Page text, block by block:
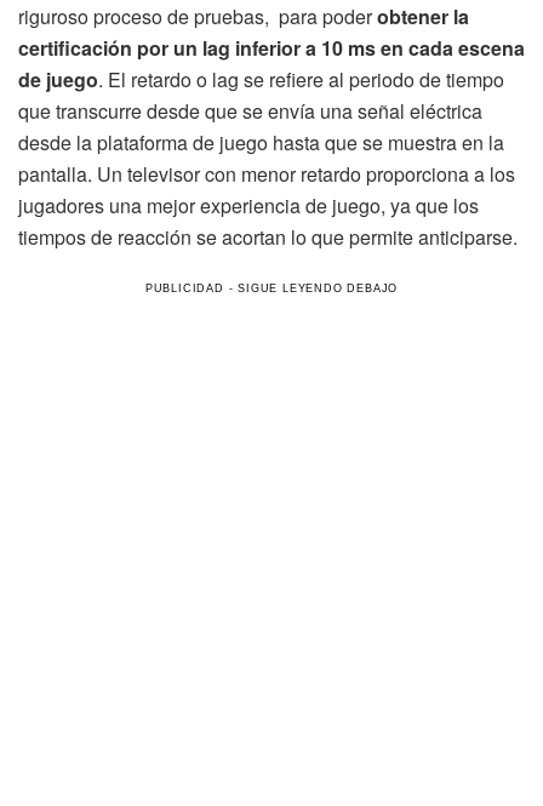
riguroso proceso de pruebas, para poderobtener la
certificación por un lag inferior a 10 ms en cada escena
de juego. El retardo o lag se refiere al periodo de tiempo
que transcurre desde que se envía una señal eléctrica
desde la plataforma de juego hasta que se muestra en la
pantalla. Un televisor con menor retardo proporciona a los
jugadores una mejor experiencia de juego, ya que los
tiempos de reacción se acortan lo que permite anticiparse.